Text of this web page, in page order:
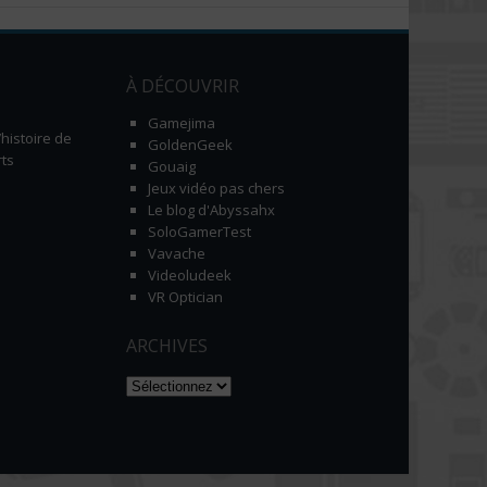
de
À DÉCOUVRIR
Gamejima
GoldenGeek
Gouaig
Jeux vidéo pas chers
Le blog d'Abyssahx
SoloGamerTest
Vavache
Videoludeek
VR Optician
ARCHIVES
Naviguer dans les archives